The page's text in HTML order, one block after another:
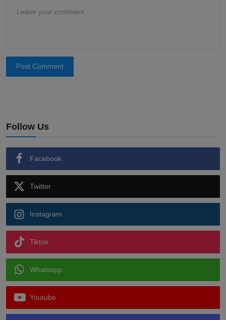
Post Comment
Follow Us
Facebook
Twitter
Instagram
Tiktok
Whatsapp
Youtube